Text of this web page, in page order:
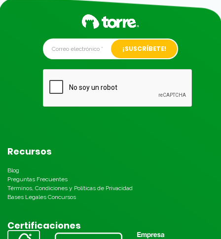
Alternative:
Recursos
Blog
Preguntas Frecuentes
Términos, Condiciones y Políticas de Privacidad
Bases Legales Concursos
Certificaciones